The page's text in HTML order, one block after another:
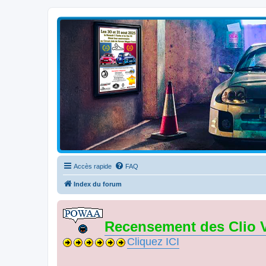
Clio V6 Passion
Le site français des passionnés de Clio V6
Accès rapide FAQ
Index du forum
Recensement des Clio
Cliquez ICI